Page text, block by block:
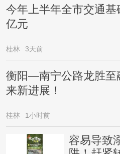
今年上半年全市交通
亿元
桂林 3天前
衡阳—南宁公路龙胜至
来新进展！
桂林 1小时前
容易导致